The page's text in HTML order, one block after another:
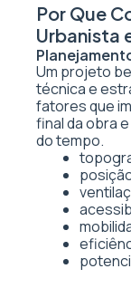
Por Que
Urbanista
Um projeto
técnica e
fatores que
final da obra
do tempo.